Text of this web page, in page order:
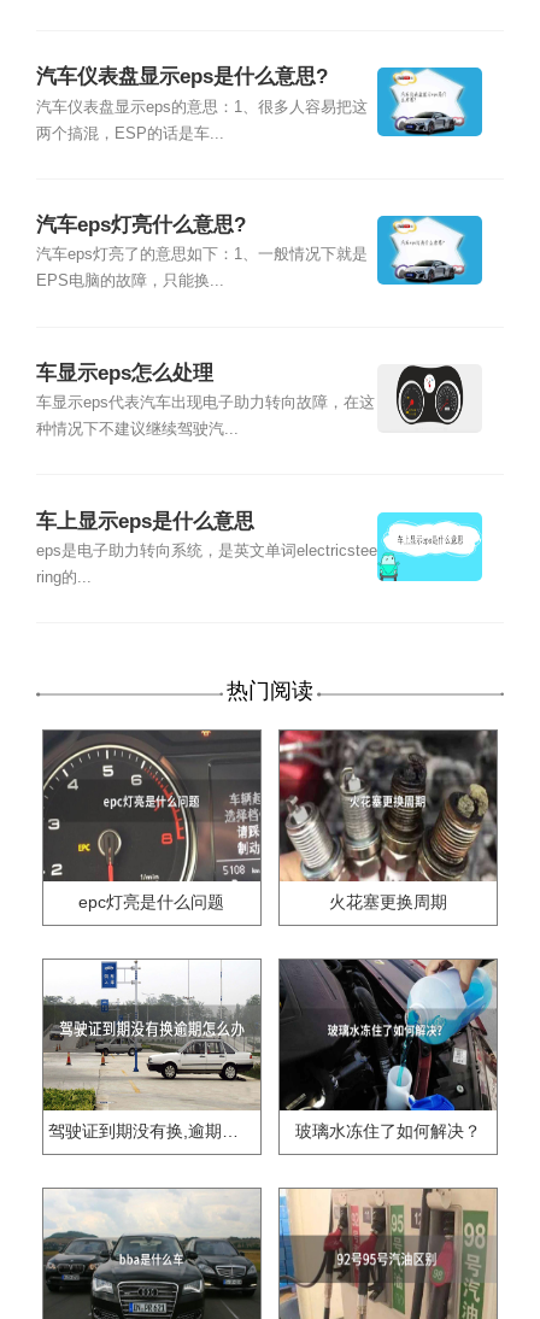
汽车仪表盘显示eps是什么意思?
汽车仪表盘显示eps的意思：1、很多人容易把这
两个搞混，ESP的话是车...
汽车eps灯亮什么意思?
汽车eps灯亮了的意思如下：1、一般情况下就是
EPS电脑的故障，只能换...
车显示eps怎么处理
车显示eps代表汽车出现电子助力转向故障，在这
种情况下不建议继续驾驶汽...
车上显示eps是什么意思
eps是电子助力转向系统，是英文单词electricstee
ring的...
热门阅读
epc灯亮是什么问题 火花塞更换周期
驾驶证到期没有换,逾期怎么办?? 玻璃水冻住了如何解决？